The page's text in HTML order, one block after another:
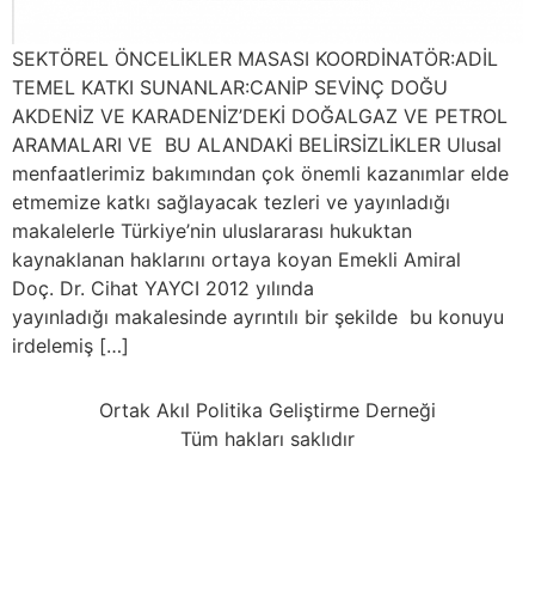
SEKTÖREL ÖNCELİKLER MASASI KOORDİNATÖR:ADİL
TEMEL KATKI SUNANLAR:CANİP SEVİNÇ DOĞU
AKDENİZ VE KARADENİZ’DEKİ DOĞALGAZ VE PETROL
ARAMALARI VE BU ALANDAKİ BELİRSİZLİKLER Ulusal
menfaatlerimiz bakımından çok önemli kazanımlar elde
etmemize katkı sağlayacak tezleri ve yayınladığı
makalelerle Türkiye’nin uluslararası hukuktan
kaynaklanan haklarını ortaya koyan Emekli Amiral
Doç. Dr. Cihat YAYCI 2012 yılında
yayınladığı makalesinde ayrıntılı bir şekilde bu konuyu
irdelemiş […]
Ortak Akıl Politika Geliştirme Derneği
Tüm hakları saklıdır